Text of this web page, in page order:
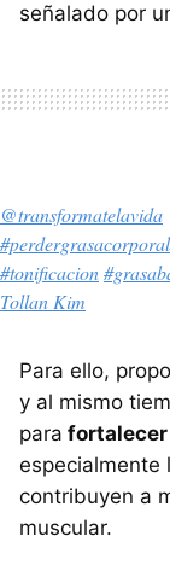
señalado por
@transformatelavida
#perdergrasacorporal
#tonificacion
Tollan Kim
Para ello,
y al mismo
para
especialmente
contribuyen a
muscular.